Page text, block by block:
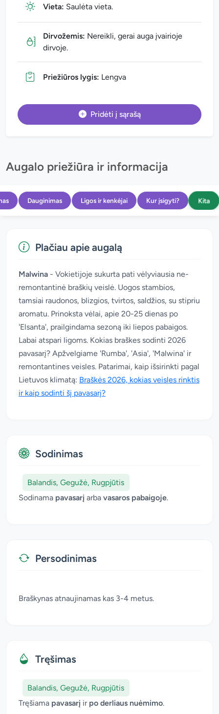
Vieta: Saulėta vieta.
Dirvožemis: Nereikli, gerai auga įvairioje
dirvoje.
Priežiūros lygis: Lengva
Pridėti į sąrašą
Augalo priežiūra ir informacija
Dauginimas Ligos ir kenkėjai Kur įsigyti? Kita
Plačiau apie augalą
Malwina - Vokietijoje sukurta pati vėlyviausia ne-
remontantinė braškių veislė. Uogos stambios,
tamsiai raudonos, blizgios, tvirtos, saldžios, su stipriu
aromatu. Prinoksta vėlai, apie 20-25 dienas po
'Elsanta', prailgindama sezoną iki liepos pabaigos.
Labai atspari ligoms. Kokias braškes sodinti 2026
pavasarį? Apžvelgiame 'Rumba', 'Asia', 'Malwina' ir
remontantines veisles. Patarimai, kaip išsirinkti pagal
Lietuvos klimatą: Braškės 2026, kokias veisles rinktis
ir kaip sodinti šį pavasarį?
Sodinimas
Balandis, Gegužė, Rugpjūtis
Sodinama pavasarį arba vasaros pabaigoje.
Persodinimas
Braškynas atnaujinamas kas 3-4 metus.
Tręšimas
Balandis, Gegužė, Rugpjūtis
Tręšiama pavasarį ir po derliaus nuėmimo.